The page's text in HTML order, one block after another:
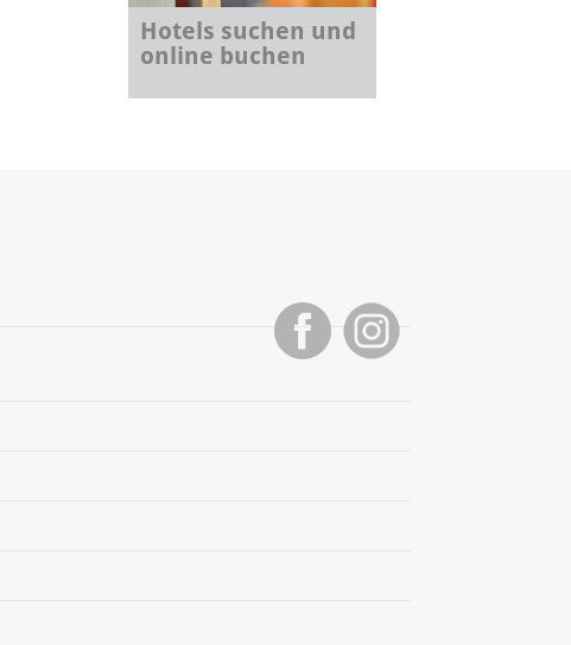
Hotels suchen und
online buchen